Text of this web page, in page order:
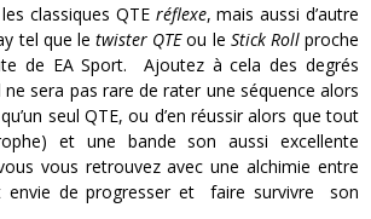
classiques QTE réflexe, mais aussi d’autre
tel que le twister QTEou le Stick Rollproche
de EA Sport. Ajoutez à cela des degrés
sera pas rare de rater une séquence alors
seul QTE, ou d’en réussir alors que tout
et une bande son aussi excellente
vous retrouvez avec une alchimie entre
envie de progresser et faire survivre son